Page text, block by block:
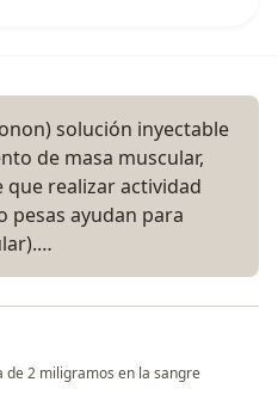
solución inyectable
de masa muscular,
realizar actividad
pesas ayudan para
2 miligramos en la sangre